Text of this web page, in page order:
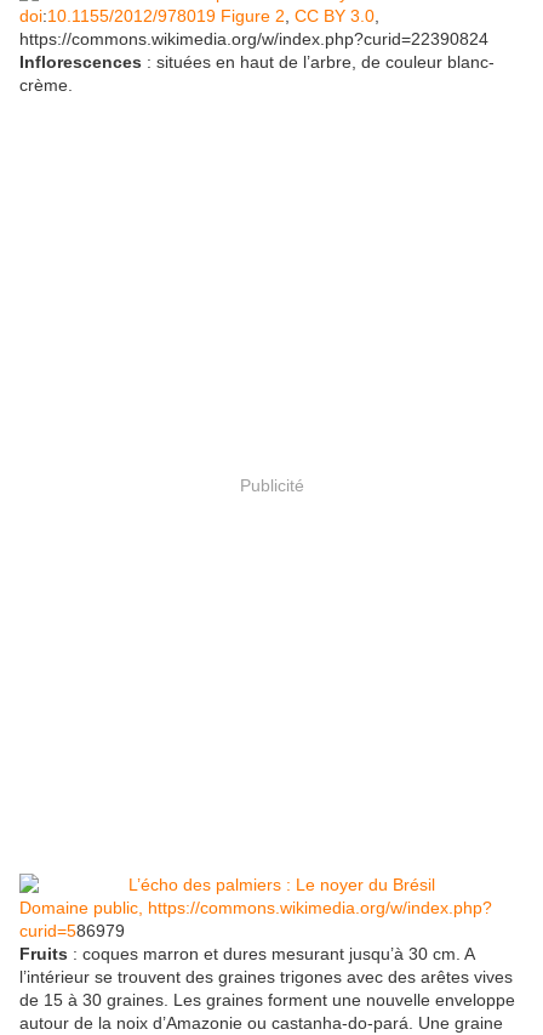
doi:10.1155/2012/978019 Figure 2 CC BY 3.0
https://commons.wikimedia.org/w/index.php?curid=22390824
Inflorescences : situées en haut de l’arbre, de couleur blanc-
crème.
Publicité
Domaine public, https://commons.wikimedia.org/w/index.php?
curid=586979
Fruits : coques marron et dures mesurant jusqu’à 30 cm. A
l’intérieur se trouvent des graines trigones avec des arêtes vives
de 15 à 30 graines. Les graines forment une nouvelle enveloppe
autour de la noix d’Amazonie ou castanha-do-pará. Une graine